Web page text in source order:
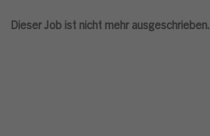
Dieser Job ist nicht mehr ausgeschrieben.